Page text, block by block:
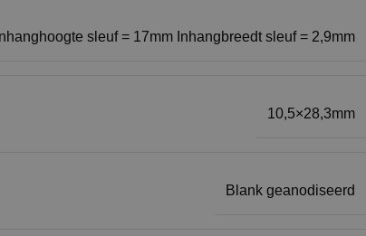
sleuf = 17mm Inhangbreedt sleuf = 2,9mm
10,5×28,3mm
Blank geanodiseerd